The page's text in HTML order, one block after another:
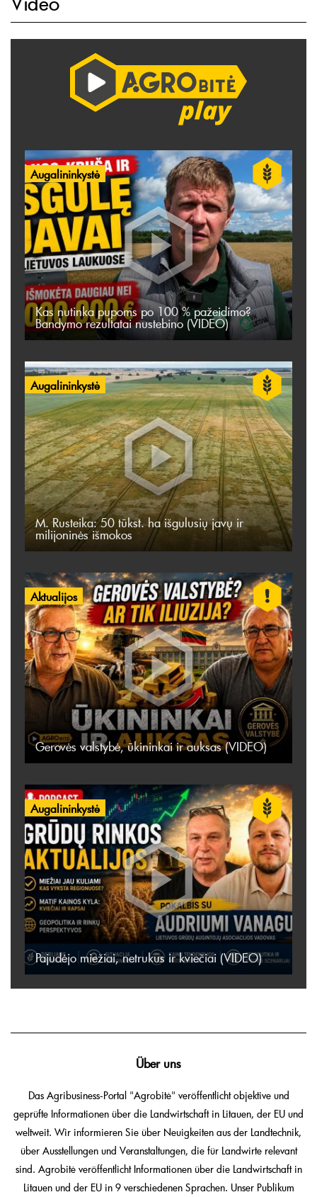
Augalininkystė
Kas nutinka pupoms po 100 % pažeidimo?
Bandymo rezultatai nustebino (VIDEO)
Augalininkystė
M. Rusteika: 50 tūkst. ha išgulusių javų ir
milijoninės išmokos
Aktualijos
Gerovės valstybė, ūkininkai ir auksas (VIDEO)
Augalininkystė
Pajudėjo miežiai, netrukus ir kviečiai (VIDEO)
Über uns
Das Agribusiness-Portal "Agrobitė" veröffentlicht objektive und
geprüfte Informationen über die Landwirtschaft in Litauen, der EU und
weltweit. Wir informieren Sie über Neuigkeiten aus der Landtechnik,
über Ausstellungen und Veranstaltungen, die für Landwirte relevant
sind. Agrobitė veröffentlicht Informationen über die Landwirtschaft in
Litauen und der EU in 9 verschiedenen Sprachen. Unser Publikum